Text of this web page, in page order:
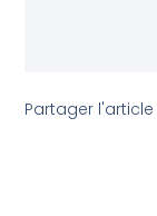
Partager l'article